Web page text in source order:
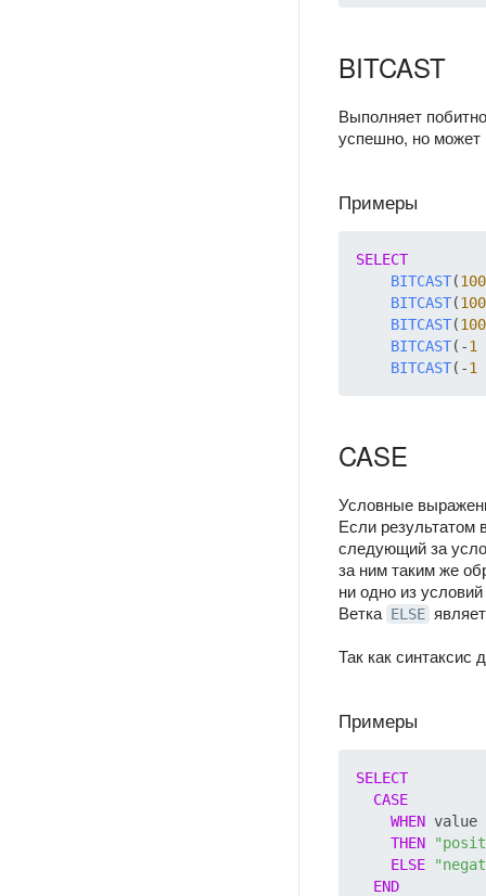
BITCAST
Выполняет
успешно, но может
Примеры
SELECT
BITCAST(
BITCAST(
BITCAST(
BITCAST(-1
BITCAST(-1
CASE
Условные
Если
следующий за
за ним таким же
ни одно из условий
Ветка ELSE
Так как синтаксис
Примеры
SELECT
CASE
WHEN
THEN
ELSE
END